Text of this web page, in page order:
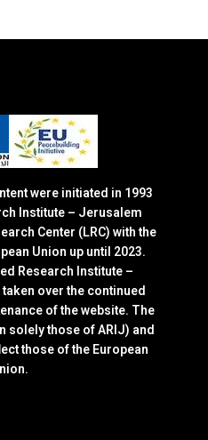
were initiated in 1993
Institute – Jerusalem
Center (LRC) with the
Union up until 2023.
Research Institute –
over the continued
of the website. The
solely those of ARIJ) and
those of the European